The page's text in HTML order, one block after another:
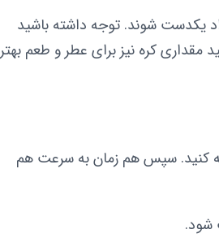
یکدست شوند. توجه داشته باشید
کره نیز برای عطر و طعم بهتر
کنید. سپس هم زمان به سرعت هم
شود.